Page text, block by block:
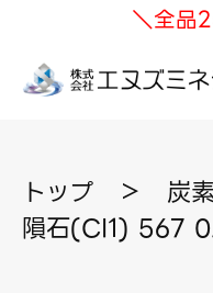
＼全品
トップ ＞ 炭
隕石(CI1) 567